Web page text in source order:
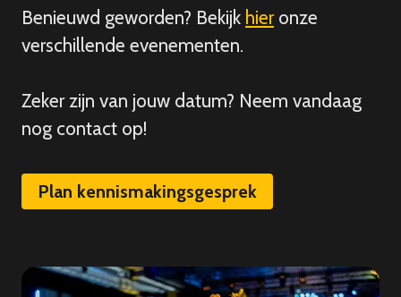
Benieuwd geworden? Bekijk hieronze
verschillende evenementen.
Zeker zijn van jouw datum? Neem vandaag
nog contact op!
Plan kennismakingsgesprek